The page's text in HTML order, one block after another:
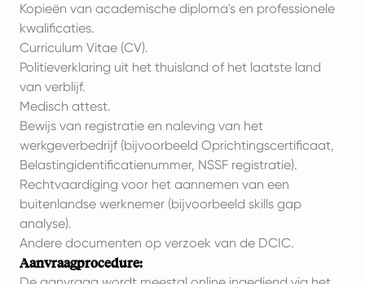
Kopieën van academische diploma's en professionele
kwalificaties.
Curriculum Vitae (CV).
Politieverklaring uit het thuisland of het laatste land
van verblijf.
Medisch attest.
Bewijs van registratie en naleving van het
werkgeverbedrijf (bijvoorbeeld Oprichtingscertificaat,
Belastingidentificatienummer, NSSF registratie).
Rechtvaardiging voor het aannemen van een
buitenlandse werknemer (bijvoorbeeld skills gap
analyse).
Andere documenten op verzoek van de DCIC.
Aanvraagprocedure: